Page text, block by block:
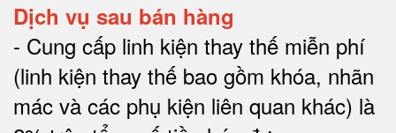
Dịch vụ sau bán hàng
- Cung cấp linh kiện thay thế miễn phí
(linh kiện thay thế bao gồm khóa, nhãn
mác và các phụ kiện liên quan khác) là